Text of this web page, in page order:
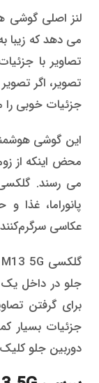
لنز اصلی گوشی
می دهد که زیبا
تصاویر با
تصویر، اگر
جزئیات خوبی را
پانوراما،
عکاسی
جلو در داخل
برای گرفتن
جزئیات بسیار
دوربین جلو